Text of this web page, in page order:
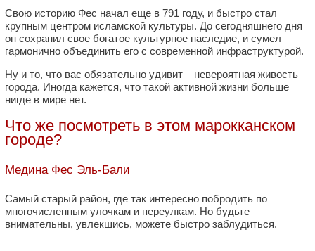
Свою историю Фес начал еще в 791 году, и быстро стал
крупным центром исламской культуры. До сегодняшнего дня
он сохранил свое богатое культурное наследие, и сумел
гармонично объединить его с современной инфраструктурой.
Ну и то, что вас обязательно удивит – невероятная живость
города. Иногда кажется, что такой активной жизни больше
нигде в мире нет.
Что же посмотреть в этом марокканском
городе?
Медина Фес Эль-Бали
Самый старый район, где так интересно побродить по
многочисленным улочкам и переулкам. Но будьте
внимательны, увлекшись, можете быстро заблудиться.